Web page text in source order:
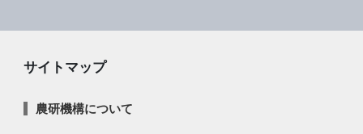
サイトマップ
農研機構について